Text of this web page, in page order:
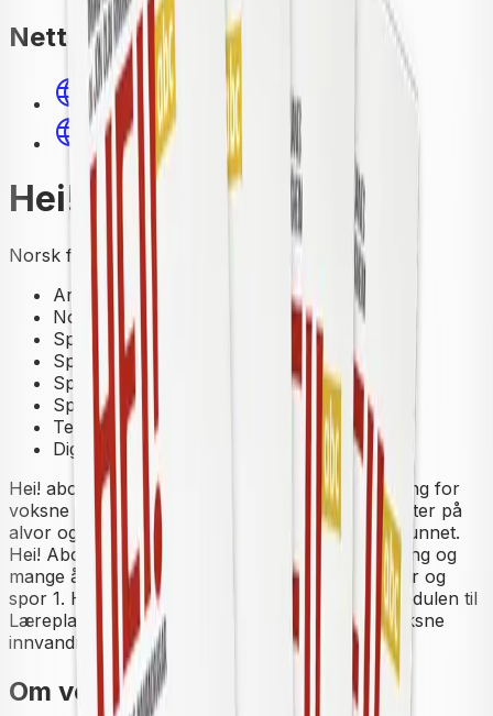
Nettsteder
Hei! abc nettressurser
Fagsnakk | NOA
Hei! abc
Norsk for voksne innvandrere
Arbeidsbok
Norsk som andrespråk
Spor 1
Spor 1 - A1
Spor 2
Spor 2 - A1
Tekstbok
Digital ressurs
Hei! abc er et moderne læreverk for alfabetisering for
voksne innvandrere. Verket tar voksne analfabeter på
alvor og gjør dem til deltakere i det norske samfunnet.
Hei! Abc
er utviklet med basis i moderne forskning og
mange års undervisningspraksis med analfabeter og
spor 1. Hei! abc
dekker læreplanmålene i alfamodulen til
Læreplan i norsk og samfunnskunnskap for voksne
innvandrere .
Om verket